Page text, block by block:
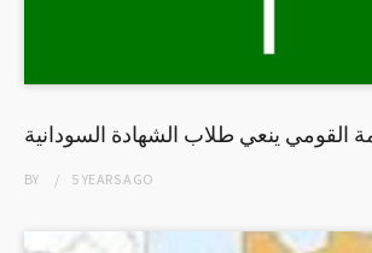
القومي ينعي طلاب الشهادة السودانية
BY 5 YEARSAGO